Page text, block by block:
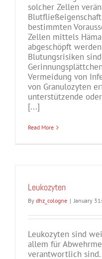
solcher Zellen
bestimmten
Zellen mittels
abgeschöpft
Blutungsrisiken
Vermeidung von
von Granulozyten
unterstützende
[...]
Read More
Leukozyten
By dhz_cologne | January
Leukozyten sind
allem für
verantwortlich